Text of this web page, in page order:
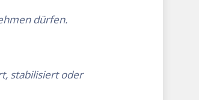
dürfen.
stabilisiert oder